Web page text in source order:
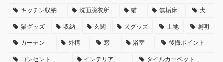
キッチン収納 洗面脱衣所 猫 無垢床 犬
猫グッズ 収納 玄関 犬グッズ 土地 照明
カーテン 外構 窓 浴室 後悔ポイント
コンセント インテリア タイルカーペット